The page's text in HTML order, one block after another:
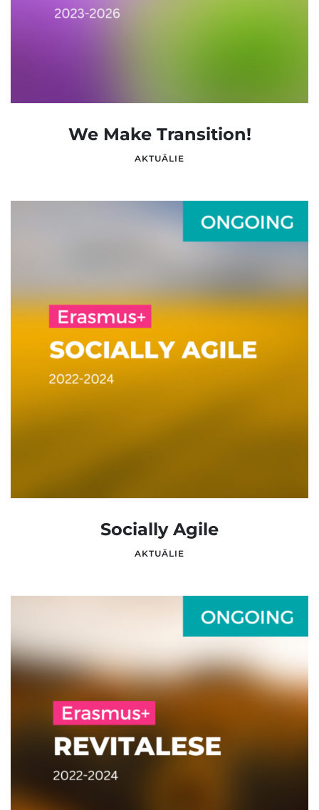
We Make Transition!
AKTUĀLIE
Socially Agile
AKTUĀLIE